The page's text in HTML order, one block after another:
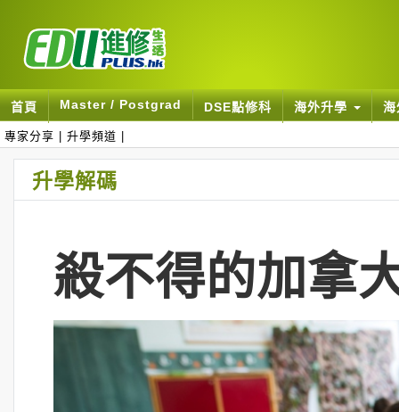
首頁 Master / Postgrad DSE點修科 海外升學
專家分享 升學頻道
升學解碼
殺不得的加拿